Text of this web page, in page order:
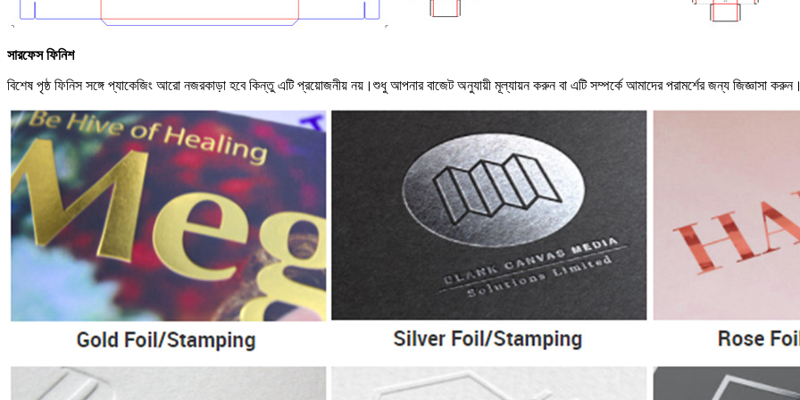
সারফেস ফিনিশ
বিশেষ পৃষ্ঠ ফিনিস সঙ্গে প্যাকেজিং আরো নজরকাড়া হবে কিন্তু এটি প্রয়োজনীয় নয়।শুধু আপনার বাজেট অনুযায়ী মূল্যায়ন করুন বা এটি সম্পর্কে আমাদের পরামর্শের জন্য জিজ্ঞাসা